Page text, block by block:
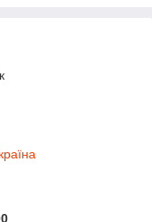
зі змінною або
конструкція
термін
основи,
матеріалів, що дає
під будь-яке